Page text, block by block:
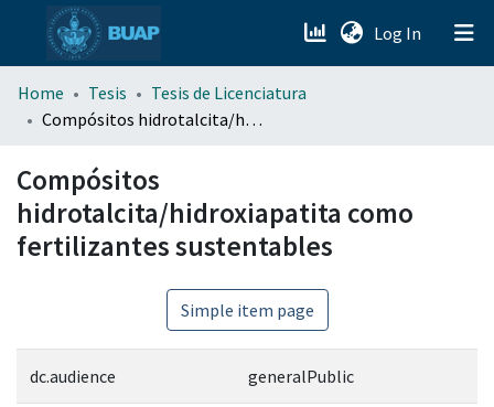
Log In (current)
menu.section.about_menu
Home Tesis
Tesis de Licenciatura
Compósitos hidrotalcita/hidroxiapatita como fertilizantes sustentables
Compósitos
hidrotalcita/hidroxiapatita como
fertilizantes sustentables
Simple item page
dc.audience generalPublic